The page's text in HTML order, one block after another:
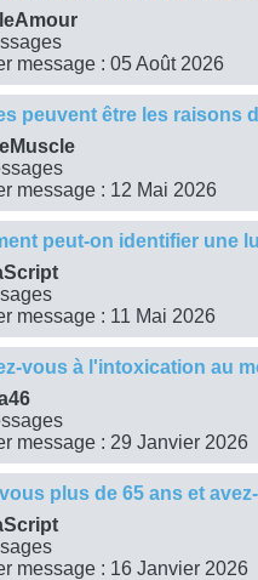
message : 05 Août 2026
peuvent être les raisons
message : 12 Mai 2026
peut-on identifier une
message : 11 Mai 2026
vous à l'intoxication au
message : 29 Janvier 2026
plus de 65 ans et
message : 16 Janvier 2026